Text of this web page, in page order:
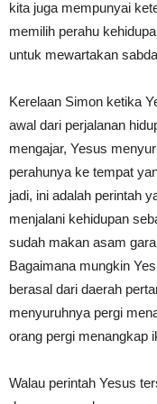
kita juga mempunyai
memilih perahu
untuk mewartakan
Kerelaan Simon ketika
awal dari perjalanan
mengajar, Yesus
perahunya ke tempat
jadi, ini adalah perintah
menjalani kehidupan
sudah makan asam
Bagaimana mungkin
berasal dari daerah
menyuruhnya pergi
orang pergi menangkap
Walau perintah Yesus